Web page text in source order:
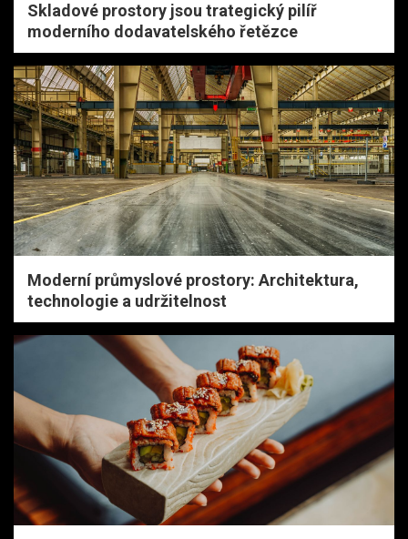
Skladové prostory jsou trategický pilíř
moderního dodavatelského řetězce
Moderní průmyslové prostory: Architektura,
technologie a udržitelnost